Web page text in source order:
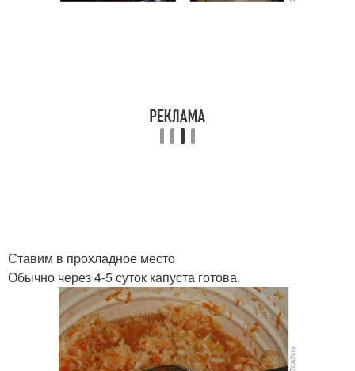
Ставим в прохладное место
Обычно через 4-5 суток капуста готова.